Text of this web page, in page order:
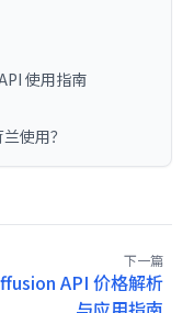
使用指南
使用？
下一篇
API 价格解析